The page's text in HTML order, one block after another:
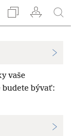
vaše
budete bývať: